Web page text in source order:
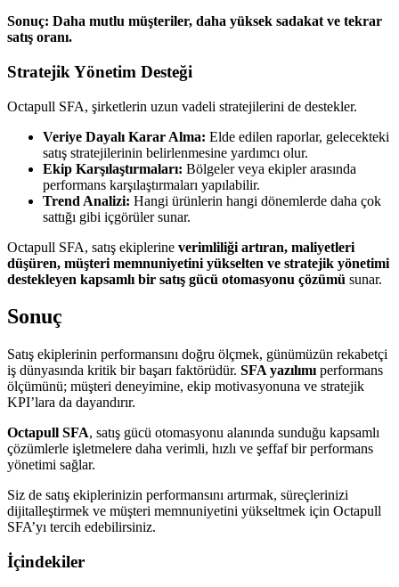
Sonuç: Daha mutlu müşteriler, daha yüksek sadakat ve tekrar
satış oranı.
Stratejik Yönetim Desteği
Octapull SFA, şirketlerin uzun vadeli stratejilerini de destekler.
Veriye Dayalı Karar Alma: Elde edilen raporlar, gelecekteki
satış stratejilerinin belirlenmesine yardımcı olur.
Ekip Karşılaştırmaları: Bölgeler veya ekipler arasında
performans karşılaştırmaları yapılabilir.
Trend Analizi: Hangi ürünlerin hangi dönemlerde daha çok
sattığı gibi içgörüler sunar.
Octapull SFA, satış ekiplerine verimliliği artıran, maliyetleri
düşüren, müşteri memnuniyetini yükselten ve stratejik yönetimi
destekleyen kapsamlı bir satış gücü otomasyonu çözümü sunar.
Sonuç
Satış ekiplerinin performansını doğru ölçmek, günümüzün rekabetçi
iş dünyasında kritik bir başarı faktörüdür. SFA yazılımı performans
ölçümünü; müşteri deneyimine, ekip motivasyonuna ve stratejik
KPI’lara da dayandırır.
Octapull SFA, satış gücü otomasyonu alanında sunduğu kapsamlı
çözümlerle işletmelere daha verimli, hızlı ve şeffaf bir performans
yönetimi sağlar.
Siz de satış ekiplerinizin performansını artırmak, süreçlerinizi
dijitalleştirmek ve müşteri memnuniyetini yükseltmek için Octapull
SFA’yı tercih edebilirsiniz.
İçindekiler